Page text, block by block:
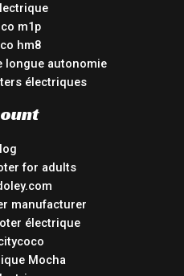
m1p
hm8
longue autonomie
électriques
for adults
manufacturer
électrique
Mocha